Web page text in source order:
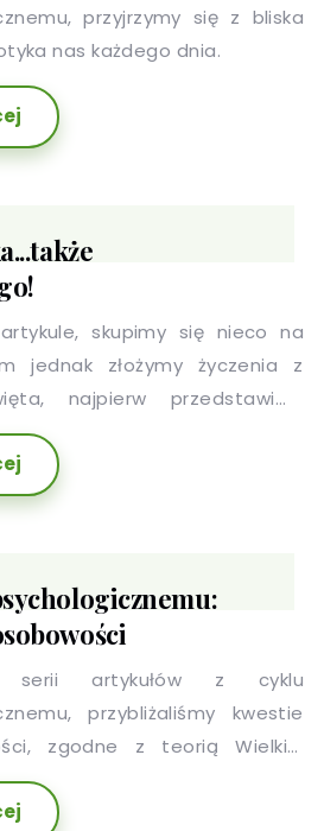
przyjrzymy się z bliska
nas każdego dnia.
skupimy się nieco na
jednak złożymy życzenia z
najpierw przedstawimy
czyli wewnętrzne
nasze wewnętrzne dziecko?
ważną rolę w naszym życiu i
artykułów z cyklu
przybliżaliśmy kwestie
chcielibyśmy rozpocząć
zaburzeń osobowości.